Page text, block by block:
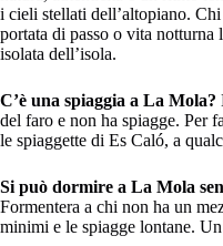
i cieli stellati dell’altopiano.
portata di passo o vita notturna
isolata dell’isola.
C’è una spiaggia a La Mola?
del faro e non ha spiagge. Per
le spiaggette di Es Caló, a
Si può dormire a La Mola
Formentera a chi non ha un
minimi e le spiagge lontane.